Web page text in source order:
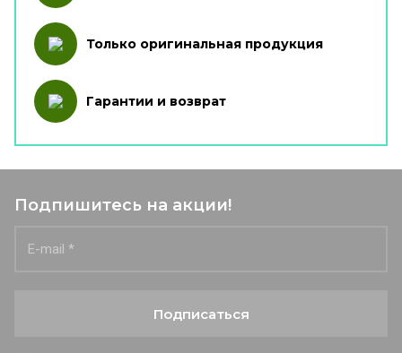
Только оригинальная продукция
Гарантии и возврат
Подпишитесь на акции!
Подписаться